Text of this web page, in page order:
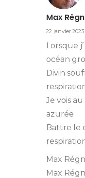
Max
22 janvier 2023
Lorsque
océan
Divin
Je vois
azurée
Battre le
Max
Max